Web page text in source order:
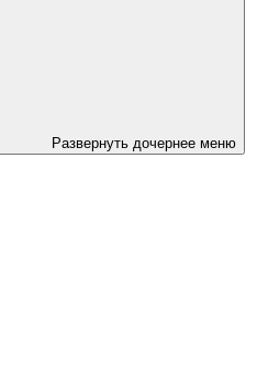
Развернуть дочернее меню